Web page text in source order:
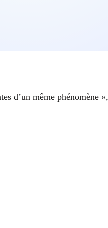
d’un même phénomène »,